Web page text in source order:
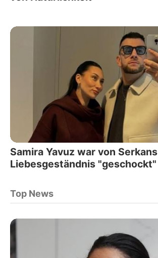
Samira Yavuz war von Serkans
Liebesgeständnis "geschockt"
Top News